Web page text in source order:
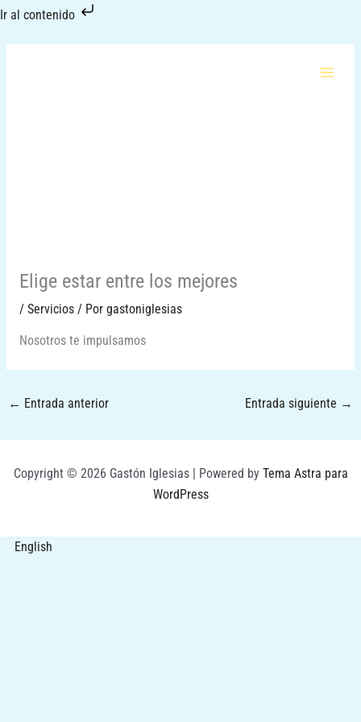
Ir al contenido
Ir
Elige estar entre los mejores
/ Servicios/ Por gastoniglesias
Nosotros te impulsamos
← Entrada anterior Entrada siguiente →
Copyright © 2026 Gastón Iglesias | Powered by Tema Astra para
WordPress
English